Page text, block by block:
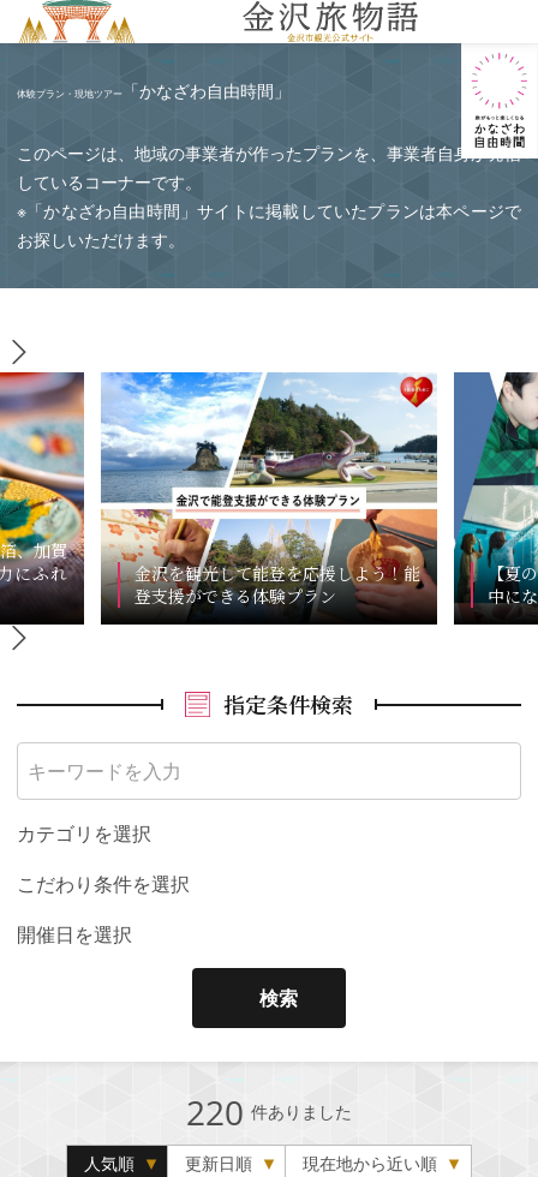
体験プラン・現地ツアー 「かなざわ自由時間」
このページは、地域の事業者が作ったプランを、事業者自身が発信
しているコーナーです。
※「かなざわ自由時間」サイトに掲載していたプランは本ページで
お探しいただけます。
、加賀
にふれ
金沢を観光して能登を応援しよう！能
登支援ができる体験プラン
【夏
中に
指定条件検索
カテゴリを選択
こだわり条件を選択
開催日を選択
検索
220 件ありました
人気順 更新日順 現在地から近い順